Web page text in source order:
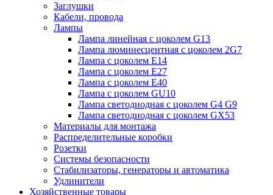
Заглушки
Кабели, провода
Лампы
Лампа линейная с цоколем G13
Лампа люминесцентная с цоколем 2G7
Лампа с цоколем E14
Лампа с цоколем E27
Лампа с цоколем E40
Лампа с цоколем GU10
Лампа светодиодная с цоколем G4 G9
Лампа светодиодная с цоколем GX53
Материалы для монтажа
Распределительные коробки
Розетки
Системы безопасности
Стабилизаторы, генераторы и автоматика
Удлинители
Хозяйственные товары